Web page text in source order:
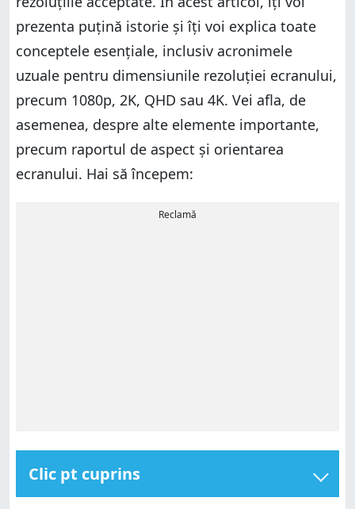
prezenta puțină istorie și îți voi explica toate
conceptele esențiale, inclusiv acronimele
uzuale pentru dimensiunile rezoluției ecranului,
precum 1080p, 2K, QHD sau 4K. Vei afla, de
asemenea, despre alte elemente importante,
precum raportul de aspect și orientarea
ecranului. Hai să începem:
Reclamă
Clic pt cuprins